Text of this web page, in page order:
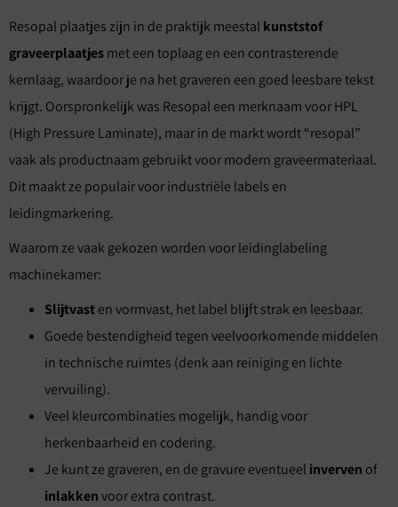
Resopal plaatjes zijn in de praktijk meestal kunststof
graveerplaatjesmet een toplaag en een contrasterende
kernlaag, waardoor je na het graveren een goed leesbare tekst
krijgt. Oorspronkelijk was Resopal een merknaam voor HPL
(High Pressure Laminate), maar in de markt wordt “resopal”
vaak als productnaam gebruikt voor modern graveermateriaal.
Dit maakt ze populair voor industriële labels en
leidingmarkering.
Waarom ze vaak gekozen worden voor leidinglabeling
machinekamer:
Slijtvasten vormvast, het label blijft strak en leesbaar.
Goede bestendigheid tegen veelvoorkomende middelen
in technische ruimtes (denk aan reiniging en lichte
vervuiling).
Veel kleurcombinaties mogelijk, handig voor
herkenbaarheid en codering.
Je kunt ze graveren, en de gravure eventueel inverven of
inlakkenvoor extra contrast.